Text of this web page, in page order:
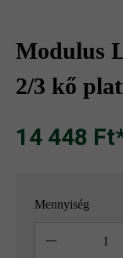
Modulus
2/3 kő
14 448
Mennyiség